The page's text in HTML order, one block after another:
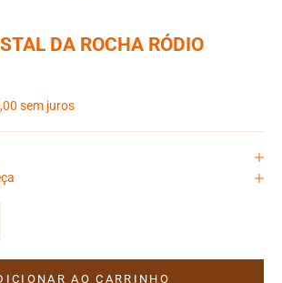
DA ROCHA RÓDIO
sem juros
AO CARRINHO